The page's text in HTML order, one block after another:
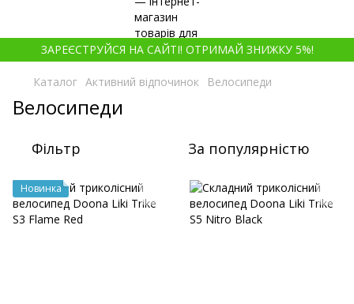
ЗАРЕЄСТРУЙСЯ НА САЙТІ! ОТРИМАЙ ЗНИЖКУ 5%!
Каталог Активний відпочинок Велосипеди
Велосипеди
Фільтр За популярністю
Новинка